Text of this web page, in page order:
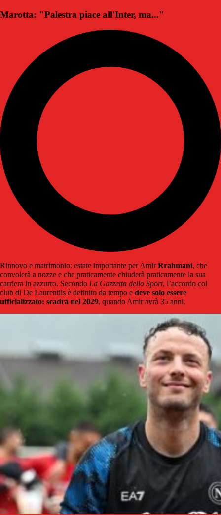
Marotta: "Palestra piace all'Inter, ma..."
Rinnovo e matrimonio: estate importante per AmirRrahmani, che
convolerà a nozze e che praticamente chiuderà praticamente la sua
carriera in azzurro. Secondo La Gazzetta dello Sport, l’accordo col
club di De Laurentiis è definito da tempo e deve solo essere
ufficializzato: scadrà nel 2029, quando Amir avrà 35 anni.